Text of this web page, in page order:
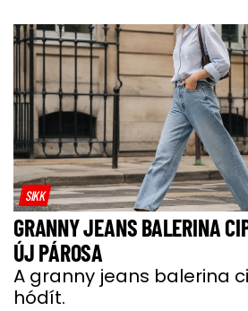
SIKK
GRANNY JEANS BALERINA
ÚJ PÁROSA
A granny jeans balerina
hódít.